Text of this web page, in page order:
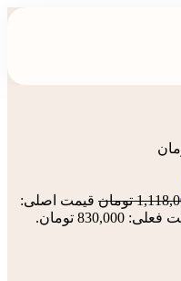
تومان قیمت اصلی:
830,000 تومان.